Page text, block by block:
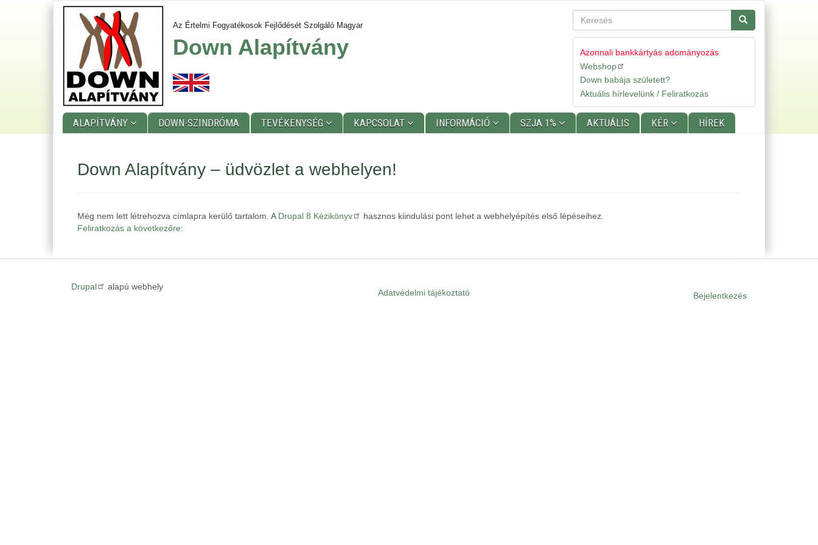
Az Értelmi Fogyatékosok Fejlődését Szolgáló Magyar
Down Alapítvány
Keresés Keresés
Gyorslinkek
Azonnali bankkártyás adományozás
Webshop
Down babája született?
Aktuális hírlevelünk / Feliratkozás
menu
ALAPÍTVÁNY DOWN-SZINDRÓMA TEVÉKENYSÉG KAPCSOLAT INFORMÁCIÓ SZJA 1% AKTUÁLIS KÉR HÍREK
Down Alapítvány – üdvözlet a webhelyen!
Még nem lett létrehozva címlapra kerülő tartalom. A Drupal 8 Kézikönyv
hasznos kiindulási pont lehet a webhelyépítés első lépéseihez.
Feliratkozás a következőre:
Drupal alapú webhely
Adatvédelmi tájékoztató Bejelentkezés